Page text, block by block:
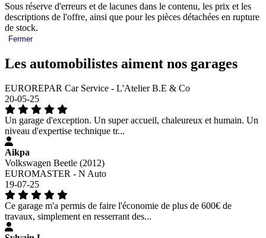
Sous réserve d'erreurs et de lacunes dans le contenu, les prix et les
descriptions de l'offre, ainsi que pour les pièces détachées en rupture
de stock.
Fermer
Les automobilistes aiment nos garages
EUROREPAR Car Service - L'Atelier B.E & Co
20-05-25
Un garage d'exception. Un super accueil, chaleureux et humain. Un
niveau d'expertise technique tr...
Aikpa
Volkswagen Beetle (2012)
EUROMASTER - N Auto
19-07-25
Ce garage m'a permis de faire l'économie de plus de 600€ de
travaux, simplement en resserrant des...